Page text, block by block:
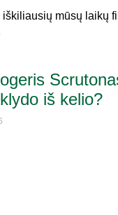
mūsų laikų
iš kelio?